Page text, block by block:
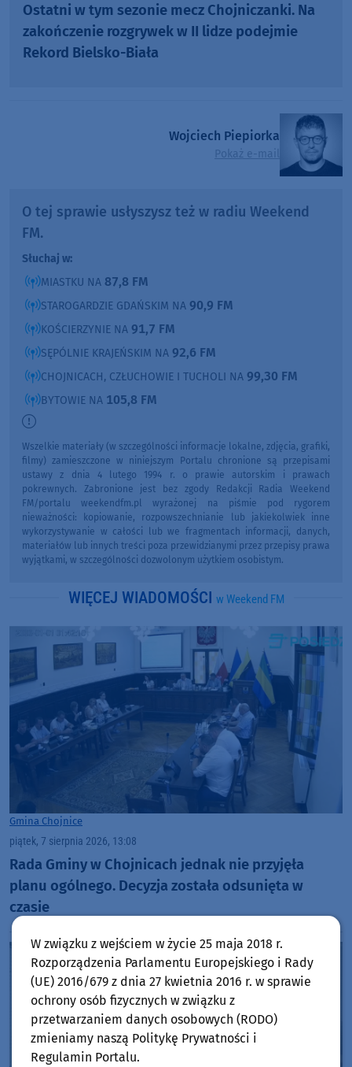
Ostatni w tym sezonie mecz Chojniczanki. Na
zakończenie rozgrywek w II lidze podejmie
Rekord Bielsko-Biała
Wojciech Piepiorka
Pokaż e-mail
O tej sprawie usłyszysz też w radiu Weekend
FM.
Słuchaj w:
MIASTKU NA 87,8 FM
STAROGARDZIE GDAŃSKIM NA 90,9 FM
KOŚCIERZYNIE NA 91,7 FM
SĘPÓLNIE KRAJEŃSKIM NA 92,6 FM
CHOJNICACH, CZŁUCHOWIE I TUCHOLI NA 99,30 FM
BYTOWIE NA 105,8 FM
Wszelkie materiały (w szczególności informacje lokalne, zdjęcia, grafiki,
filmy) zamieszczone w niniejszym Portalu chronione są przepisami
ustawy z dnia 4 lutego 1994 r. o prawie autorskim i prawach
pokrewnych. Zabronione jest bez zgody Redakcji Radia Weekend
FM/portalu weekendfm.pl wyrażonej na piśmie pod rygorem
nieważności: kopiowanie, rozpowszechnianie lub jakiekolwiek inne
wykorzystywanie w całości lub we fragmentach informacji, danych,
materiałów lub innych treści poza przewidzianymi przez przepisy prawa
wyjątkami, w szczególności dozwolonym użytkiem osobistym.
WIĘCEJ WIADOMOŚCI w Weekend FM
Gmina Chojnice
piątek, 7 sierpnia 2026, 13:08
Rada Gminy w Chojnicach jednak nie przyjęła
planu ogólnego. Decyzja została odsunięta w
czasie
W związku z wejściem w życie 25 maja 2018 r.
Rozporządzenia Parlamentu Europejskiego i Rady
(UE) 2016/679 z dnia 27 kwietnia 2016 r. w sprawie
ochrony osób fizycznych w związku z
przetwarzaniem danych osobowych (RODO)
zmieniamy naszą Politykę Prywatności i
Regulamin Portalu.